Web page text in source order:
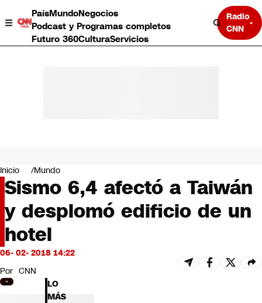
PaísMundoNegocios
Podcast y Programas completos
Futuro 360CulturaServicios
Radio
CNN
Negocios
Deportes
Programas completos
Cultura
Servicios
Bits
CNN tiempo
Futuro 360
Opinión
Inicio Mundo
Sismo 6,4 afectó a Taiwán
y desplomó edificio de un
hotel
06- 02- 2018 14:22
Por CNN
LO
MÁS